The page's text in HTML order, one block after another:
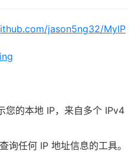
jason5ng32/MyIP
您的本地 IP，来自多个 IPv4
询任何 IP 地址信息的工具。